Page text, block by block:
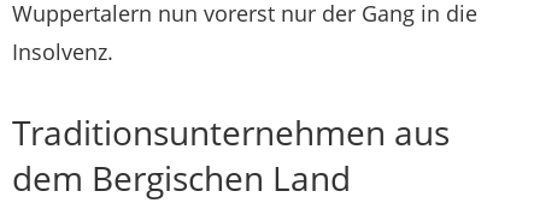
Wuppertalern nun vorerst nur der Gang in die
Insolvenz.
Traditionsunternehmen aus
dem Bergischen Land